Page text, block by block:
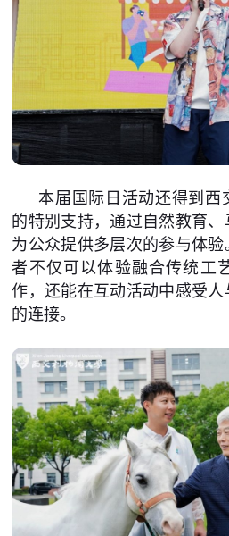
本届国际日活动还得到西
的特别支持，通过自然教育、
为公众提供多层次的参与体
者不仅可以体验融合传统工
作，还能在互动活动中感受
的连接。